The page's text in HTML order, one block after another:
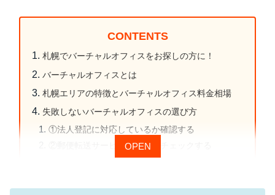
CONTENTS
札幌でバーチャルオフィスをお探しの方に！
バーチャルオフィスとは
札幌エリアの特徴とバーチャルオフィス料金相場
失敗しないバーチャルオフィスの選び方
①法人登記に対応しているか確認する
②郵便転送サービスの内容をチェックする